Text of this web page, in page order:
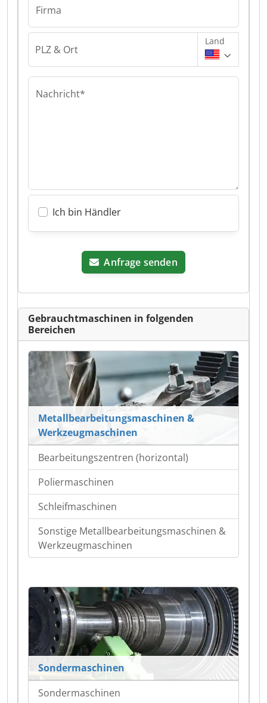
Firma
PLZ & Ort
Land
Nachricht*
Ich bin Händler
Anfrage senden
Gebrauchtmaschinen in folgenden
Bereichen
Metallbearbeitungsmaschinen &
Werkzeugmaschinen
Bearbeitungszentren (horizontal)
Poliermaschinen
Schleifmaschinen
Sonstige Metallbearbeitungsmaschinen &
Werkzeugmaschinen
Sondermaschinen
Sondermaschinen